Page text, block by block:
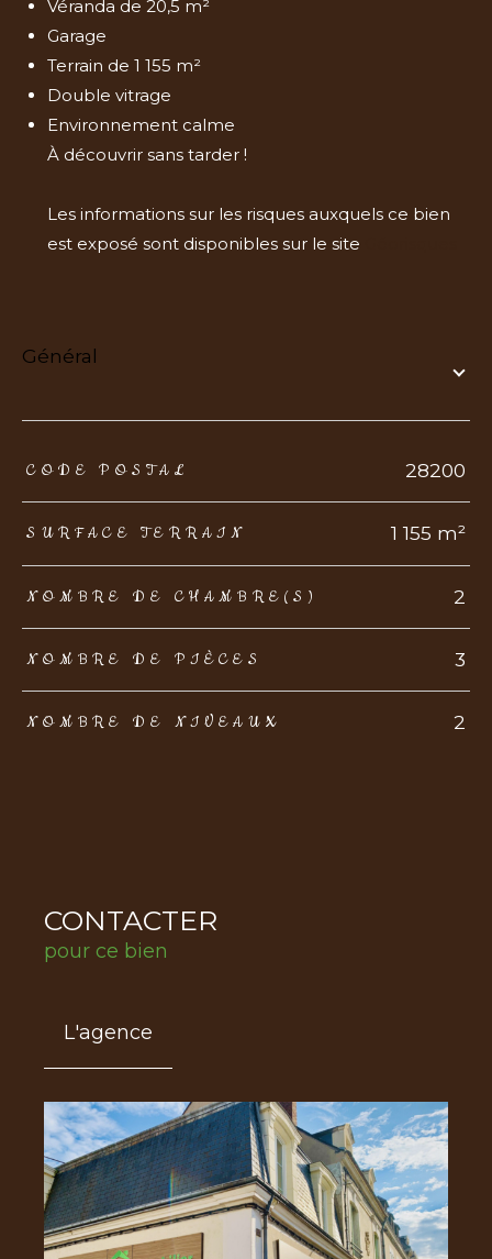
Véranda de 20,5 m²
Garage
Terrain de 1 155 m²
Double vitrage
Environnement calme
À découvrir sans tarder !
Les informations sur les risques auxquels ce bien
est exposé sont disponibles sur le site
général
TRAD_ZEPHYR_Caracteristique TRAD_ZEPHYR_Valeurs
CODE POSTAL 28200
SURFACE TERRAIN 1 155 m²
NOMBRE DE CHAMBRE(S) 2
NOMBRE DE PIÈCES 3
NOMBRE DE NIVEAUX 2
CONTACTER
pour ce bien
L'agence